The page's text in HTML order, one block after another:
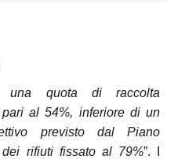
una quota di raccolta
al 54%, inferiore di un
previsto dal Piano
rifiuti fissato al 79%”. I